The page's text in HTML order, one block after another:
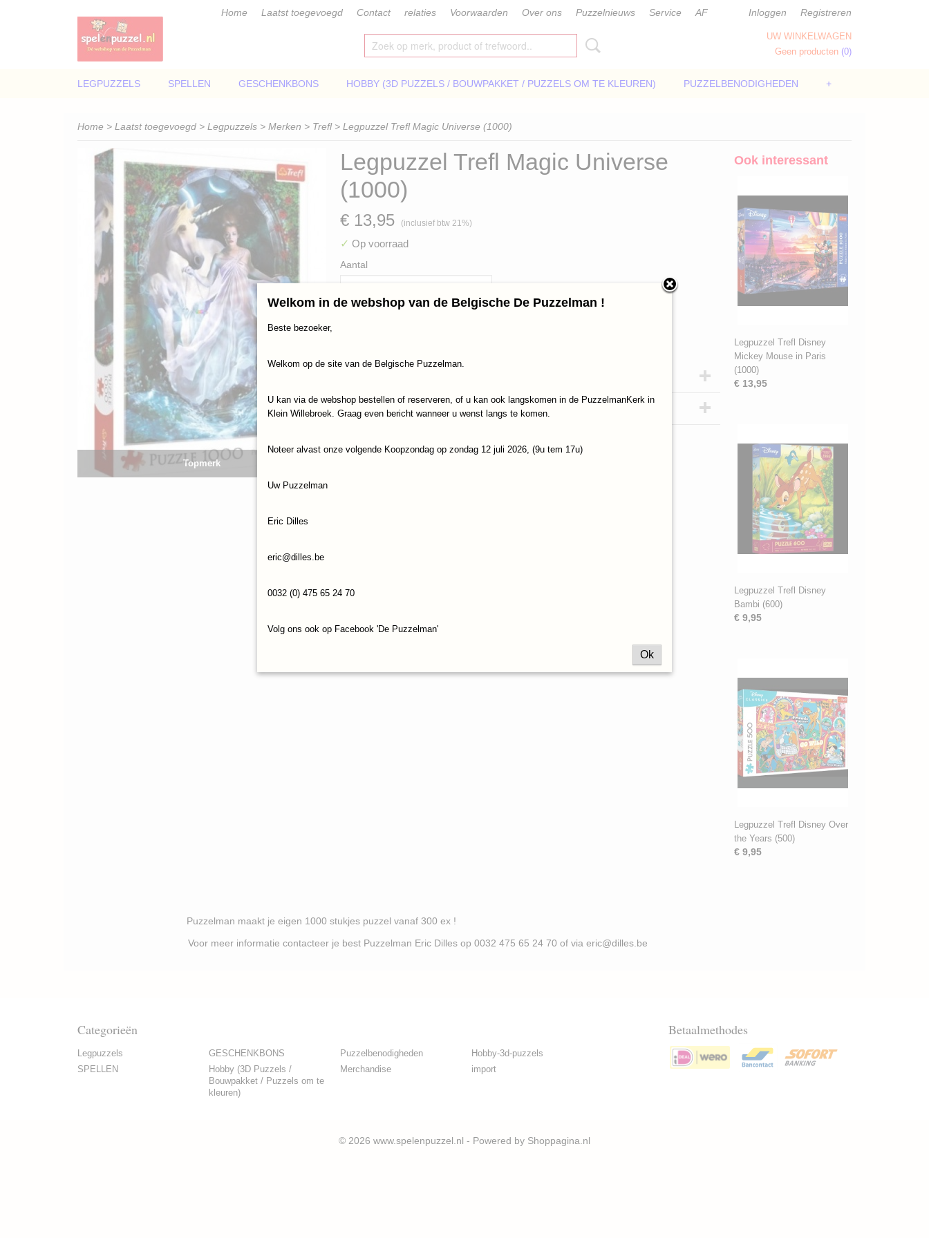
Home Laatst toegevoegd Contact relaties Voorwaarden Over ons Puzzelnieuws Service AF Inloggen Registreren
UW WINKELWAGEN
Geen producten (0)
LEGPUZZELS SPELLEN GESCHENKBONS HOBBY (3D PUZZELS / BOUWPAKKET / PUZZELS OM TE KLEUREN) PUZZELBENODIGHEDEN +
Home > Laatst toegevoegd > Legpuzzels > Merken > Trefl> Legpuzzel Trefl Magic Universe (1000)
Topmerk
Legpuzzel Trefl Magic Universe
(1000)
€ 13,95 (inclusief btw 21%)
✓ Op voorraad
Aantal
Productcode
Trefl-10593
EAN code
5900511105933
Reacties
Save
Ook interessant
Legpuzzel Trefl Disney
Mickey Mouse in Paris
(1000)
€ 13,95
Legpuzzel Trefl Disney
Bambi (600)
€ 9,95
Legpuzzel Trefl Disney Over
the Years (500)
€ 9,95
Puzzelman maakt je eigen 1000 stukjes puzzel vanaf 300 ex !
Voor meer informatie contacteer je best Puzzelman Eric Dilles op 0032 475 65 24 70 of via eric@dilles.be
Categorieën
Legpuzzels
SPELLEN
GESCHENKBONS
Hobby (3D Puzzels /
Bouwpakket / Puzzels om te
kleuren)
Puzzelbenodigheden
Merchandise
Hobby-3d-puzzels
import
Betaalmethodes
© 2026 www.spelenpuzzel.nl - Powered by Shoppagina.nl
Welkom in de webshop van de Belgische De Puzzelman !
Beste bezoeker,
Welkom op de site van de Belgische Puzzelman.
U kan via de webshop bestellen of reserveren, of u kan ook langskomen in de PuzzelmanKerk in
Klein Willebroek. Graag even bericht wanneer u wenst langs te komen.
Noteer alvast onze volgende Koopzondag op zondag 12 juli 2026, (9u tem 17u)
Uw Puzzelman
Eric Dilles
eric@dilles.be
0032 (0) 475 65 24 70
Volg ons ook op Facebook 'De Puzzelman'
Ok